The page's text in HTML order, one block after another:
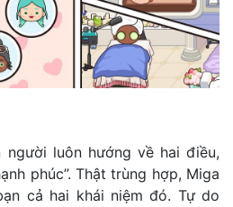
luôn hướng về hai điều,
phúc”. Thật trùng hợp, Miga
cả hai khái niệm đó. Tự do